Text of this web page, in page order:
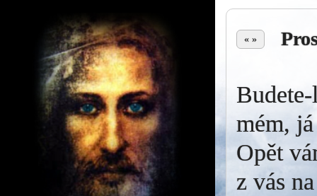
« »
mém,
Opět
z vás